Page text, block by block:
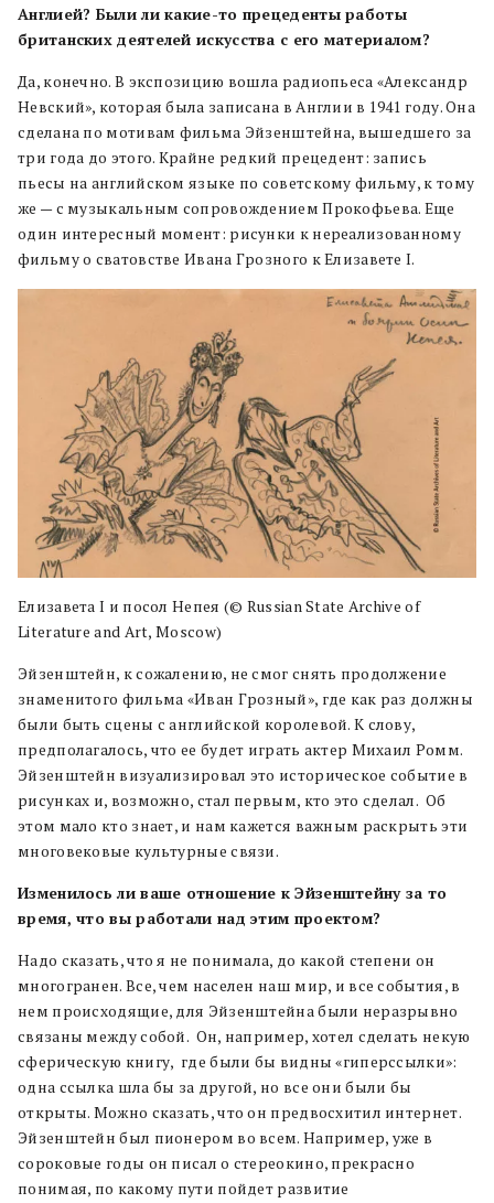
Англией? Были ли какие-то прецеденты работы
британских деятелей искусства с его материалом?
Да, конечно. В экспозицию вошла радиопьеса «Александр
Невский», которая была записана в Англии в 1941 году. Она
сделана по мотивам фильма Эйзенштейна, вышедшего за
три года до этого. Крайне редкий прецедент: запись
пьесы на английском языке по советскому фильму, к тому
же — с музыкальным сопровождением Прокофьева. Еще
один интересный момент: рисунки к нереализованному
фильму о сватовстве Ивана Грозного к Елизавете I.
Елизавета I и посол Непея (© Russian State Archive of
Literature and Art, Moscow)
Эйзенштейн, к сожалению, не смог снять продолжение
знаменитого фильма «Иван Грозный», где как раз должны
были быть сцены с английской королевой. К слову,
предполагалось, что ее будет играть актер Михаил Ромм.
Эйзенштейн визуализировал это историческое событие в
рисунках и, возможно, стал первым, кто это сделал. Об
этом мало кто знает, и нам кажется важным раскрыть эти
многовековые культурные связи.
Изменилось ли ваше отношение к Эйзенштейну за то
время, что вы работали над этим проектом?
Надо сказать, что я не понимала, до какой степени он
многогранен. Все, чем населен наш мир, и все события, в
нем происходящие, для Эйзенштейна были неразрывно
связаны между собой. Он, например, хотел сделать некую
сферическую книгу, где были бы видны «гиперссылки»:
одна ссылка шла бы за другой, но все они были бы
открыты. Можно сказать, что он предвосхитил интернет.
Эйзенштейн был пионером во всем. Например, уже в
сороковые годы он писал о стереокино, прекрасно
понимая, по какому пути пойдет развитие